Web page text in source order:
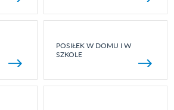
POSIŁEK W DOMU I W
SZKOLE